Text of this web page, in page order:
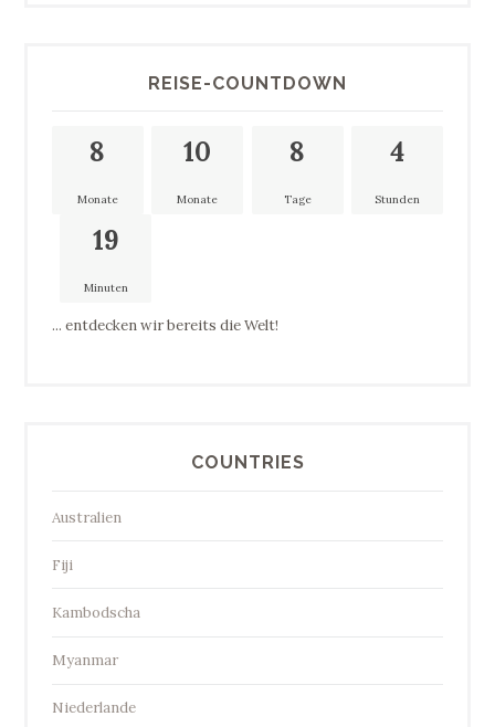
REISE-COUNTDOWN
8
Monate
10
Monate
8
Tage
4
Stunden
19
Minuten
... entdecken wir bereits die Welt!
COUNTRIES
Australien
Fiji
Kambodscha
Myanmar
Niederlande